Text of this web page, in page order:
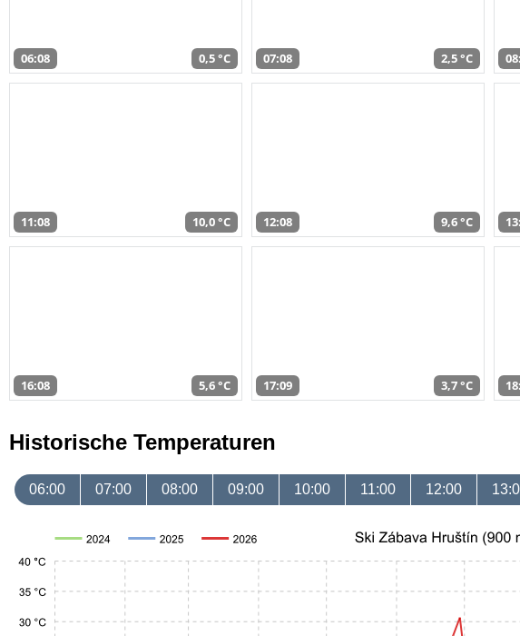
06:08 0,5 °C 07:08 2,5 °C
11:08 10,0 °C 12:08 9,6 °C
16:08 5,6 °C 17:09 3,7 °C
Historische Temperaturen
06:00 07:00 08:00 09:00 10:00 11:00 12:00